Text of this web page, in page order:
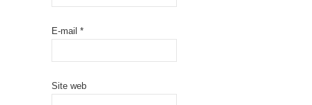
E-mail *
Site web